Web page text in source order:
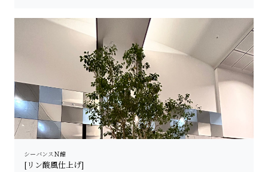
シーバンスＮ館
[リン酸風仕上げ]